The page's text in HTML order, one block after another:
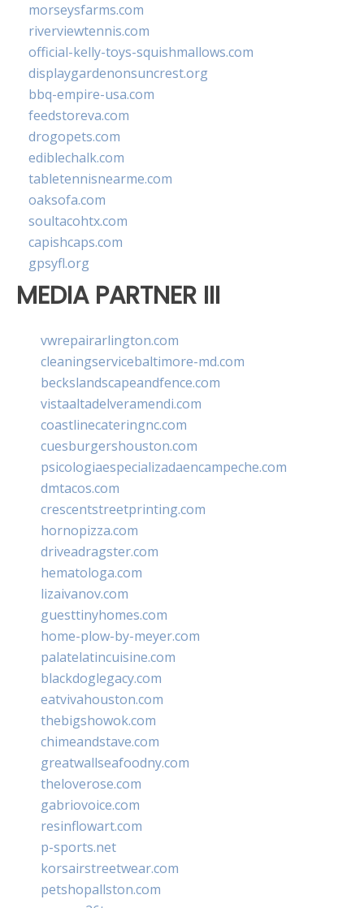
morseysfarms.com
riverviewtennis.com
official-kelly-toys-squishmallows.com
displaygardenonsuncrest.org
bbq-empire-usa.com
feedstoreva.com
drogopets.com
ediblechalk.com
tabletennisnearme.com
oaksofa.com
soultacohtx.com
capishcaps.com
gpsyfl.org
MEDIA PARTNER III
vwrepairarlington.com
cleaningservicebaltimore-md.com
beckslandscapeandfence.com
vistaaltadelveramendi.com
coastlinecateringnc.com
cuesburgershouston.com
psicologiaespecializadaencampeche.com
dmtacos.com
crescentstreetprinting.com
hornopizza.com
driveadragster.com
hematologa.com
lizaivanov.com
guesttinyhomes.com
home-plow-by-meyer.com
palatelatincuisine.com
blackdoglegacy.com
eatvivahouston.com
thebigshowok.com
chimeandstave.com
greatwallseafoodny.com
theloverose.com
gabriovoice.com
resinflowart.com
p-sports.net
korsairstreetwear.com
petshopallston.com